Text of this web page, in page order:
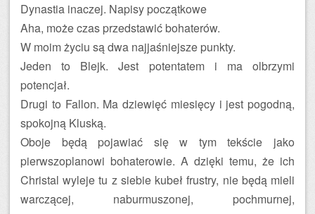
Dynastia inaczej. Napisy początkowe
Aha, może czas przedstawić bohaterów.
W moim życiu są dwa najjaśniejsze punkty.
Jeden to Blejk. Jest potentatem i ma olbrzymi
potencjał.
Drugi to Fallon. Ma dziewięć miesięcy i jest pogodną,
spokojną Kluską.
Oboje będą pojawiać się w tym tekście jako
pierwszoplanowi bohaterowie. A dzięki temu, że ich
Christal wyleje tu z siebie kubeł frustry, nie będą mieli
warczącej, naburmuszonej, pochmurnej,